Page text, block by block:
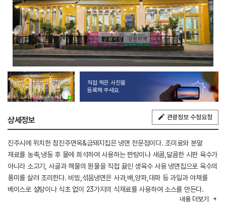
직접 찍은 사진을
등록해 주세요.
상세정보 관광정보 수정요청
진주시에 위치한 참진주면옥&금돼지집은 냉면 전문점이다. 조미료와 분말
재료를 농축,냉동 후 물에 희석하여 사용하는 짠탕이나 새콤,달콤한 시판 육수가
아니라 소고기, 사골과 해물의 원물을 직접 끓인 생육수 사용 냉면집으로 육수의
풍미를 살려 조리한다. 비빔,섞음냉면은 사과,배,양파,대파 등 과일과 야채를
베이스로 설탕이나 식초 없이 23가지의 식재료를 사용하여 소스를 만든다.
메뉴는 물냉면과 비빔냉면을 비롯하여 한우와 삼겹살, 갈비탕, 국밥 등 다양하게
내용 더보기